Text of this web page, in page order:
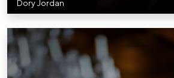
Dory Jordan